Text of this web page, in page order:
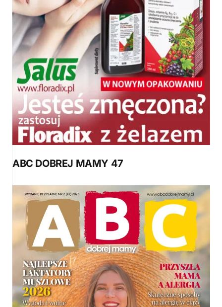
ABC DOBREJ MAMY 47